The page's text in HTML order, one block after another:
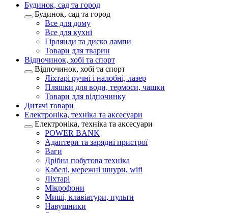
Будинок, сад та город
Будинок, сад та город
Все для дому
Все для кухні
Гірлянди та диско лампи
Товари для тварин
Відпочинок, хобі та спорт
Відпочинок, хобі та спорт
Ліхтарі ручні і налобні, лазер
Пляшки для води, термоси, чашки
Товари для відпочинку
Дитячі товари
Електроніка, техніка та аксесуари
Електроніка, техніка та аксесуари
POWER BANK
Адаптери та зарядні пристрої
Ваги
Дрібна побутова техніка
Кабелі, мережні шнури, wifi
Ліхтарі
Мікрофони
Миші, клавіатури, пульти
Навушники